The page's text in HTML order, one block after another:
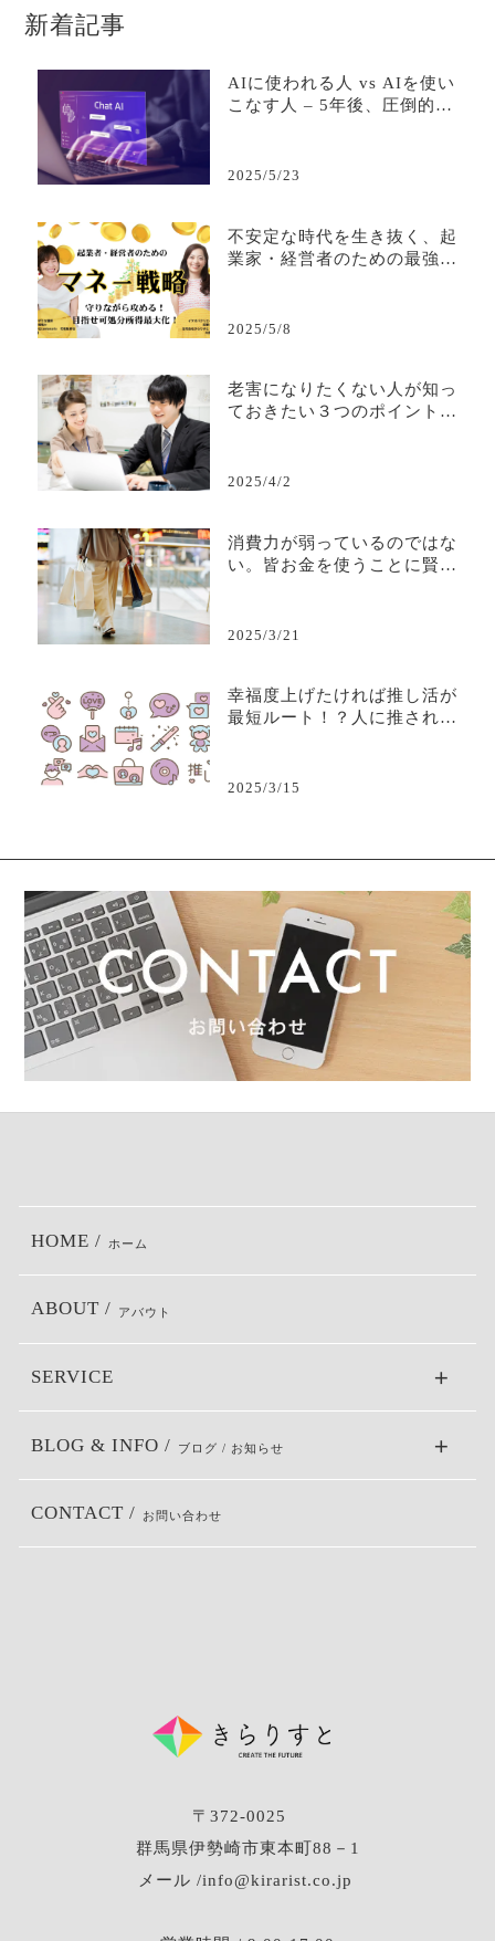
新着記事
AIに使われる人 vs AIを使い
こなす人 – 5年後、圧倒的な
2025/5/23
不安定な時代を生き抜く、起
業家・経営者のための最強マ
2025/5/8
老害になりたくない人が知っ
ておきたい３つのポイント—
2025/4/2
消費力が弱っているのではな
い。皆お金を使うことに賢く
2025/3/21
幸福度上げたければ推し活が
最短ルート！？人に推される
2025/3/15
〒372-0025
群馬県伊勢崎市東本町88－1
メール /info@kirarist.co.jp
HOME / ホーム
ABOUT / アバウト
SERVICE
BLOG & INFO / ブログ / お知らせ
CONTACT / お問い合わせ